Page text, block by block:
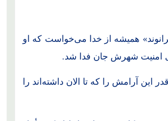
همیشه از خدا می‌خواست که او
امنیت شهرش جان فدا شد.
این آرامش را که تا الان داشته‌اند را